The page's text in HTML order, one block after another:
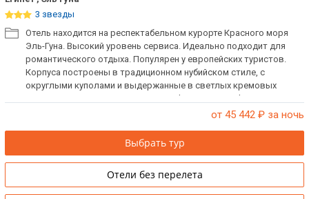
3 звезды
Отель находится на респектабельном курорте Красного моря
Эль-Гуна. Высокий уровень сервиса. Идеально подходит для
романтического отдыха. Популярен у европейских туристов.
Корпуса построены в традиционном нубийском стиле, с
округлыми куполами и выдержанные в светлых кремовых
тонах. Комплекс состоит из отеля Three Corners Rihana Resort и
прилегающей территории - отеля Three Corners Rihana Inn. Отели
от 45 442 ₽ за ночь
Выбрать тур
Отели без перелета